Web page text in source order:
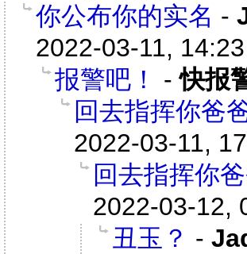
你公布你的实名 -
2022-03-11, 14:23
报警吧！
-快报
回去指挥你爸
2022-03-11,
回去指挥你
2022-03-12,
丑玉？ -